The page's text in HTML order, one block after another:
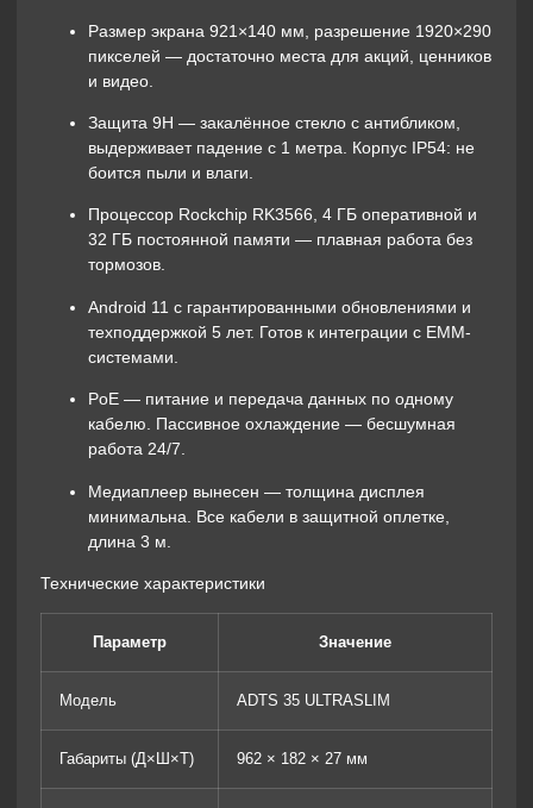
Размер экрана 921×140 мм , разрешение 1920×290
пикселей — достаточно места для акций, ценников
и видео.
Защита 9H — закалённое стекло с антибликом,
выдерживает падение с 1 метра. Корпус IP54: не
боится пыли и влаги.
Процессор Rockchip RK3566, 4 ГБ оперативной и
32 ГБ постоянной памяти — плавная работа без
тормозов.
Android 11 с гарантированными обновлениями и
техподдержкой 5 лет. Готов к интеграции с EMM-
системами.
PoE — питание и передача данных по одному
кабелю. Пассивное охлаждение — бесшумная
работа 24/7.
Медиаплеер вынесен — толщина дисплея
минимальна. Все кабели в защитной оплетке,
длина 3 м.
Технические характеристики
Параметр Значение
Модель ADTS 35 ULTRASLIM
Габариты (Д×Ш×Т) 962 × 182 × 27 мм